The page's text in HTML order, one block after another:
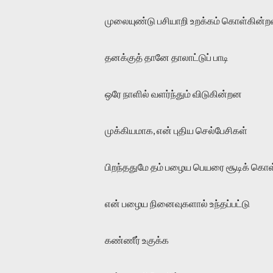
முலையுண்டு பசியாறி உறக்கம்
தனக்குத் தானே தாலாட்டுப் பாடி
ஒரே நாளில் வளர்ந்தும் விடுகின்றன
முக்கியமாக, என் புதிய செல்பேசிகள்
பிறந்ததுமே தம் பழைய பெயரை சூடிக்
என் பழைய நினைவுகளால் உந்தப்பட்டு
கண்ணீர் உகுக்க